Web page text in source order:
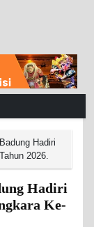
Hadiri
2026.
Hadiri
Ke-